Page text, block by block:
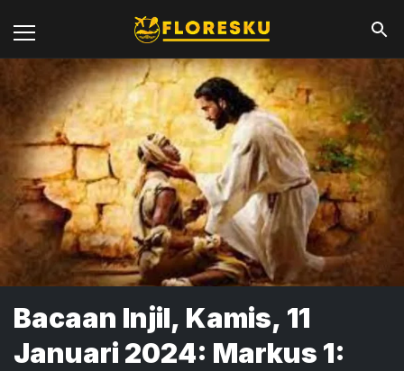
Bacaan Injil, Kamis, 11
Januari 2024: Markus 1: